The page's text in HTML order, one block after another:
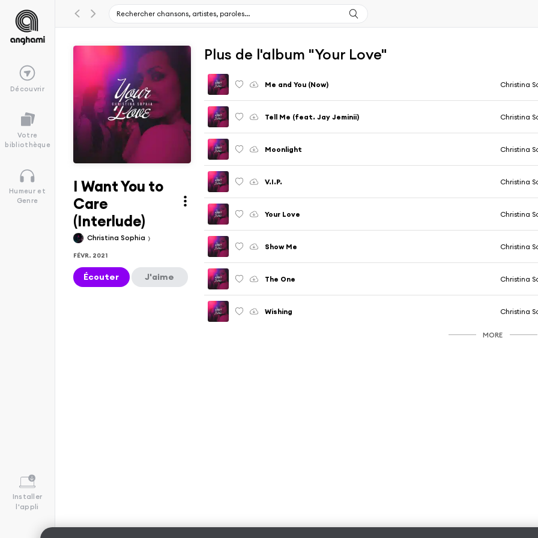
Découvrir
Votre
bibliothèque
Humeur et
Genre
Installer
l'appli
I Want You to
Care
(Interlude)
Christina Sophia
FÉVR. 2021
Écouter J'aime
Plus de l'album "Your Love"
Me and You (Now) Christina
Tell Me (feat. Jay Jeminii) Christina
Moonlight Christina
V.I.P. Christina
Your Love Christina
Show Me Christina
The One Christina
Wishing Christina
MORE